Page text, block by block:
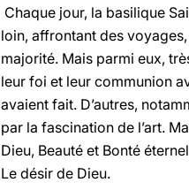
Chaque jour, la basilique
loin, affrontant des
majorité. Mais parmi eux,
leur foi et leur communion
avaient fait. D’autres,
par la fascination de l’art.
Dieu, Beauté et Bonté
Le désir de Dieu.